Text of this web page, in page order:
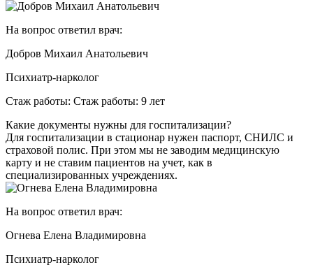
На вопрос ответил врач:
Добров Михаил Анатольевич
Психиатр-нарколог
Стаж работы: Стаж работы: 9 лет
Какие документы нужны для госпитализации?
Для госпитализации в стационар нужен паспорт, СНИЛС и
страховой полис. При этом мы не заводим медицинскую
карту и не ставим пациентов на учет, как в
специализированных учреждениях.
На вопрос ответил врач:
Огнева Елена Владимировна
Психиатр-нарколог